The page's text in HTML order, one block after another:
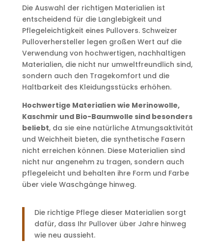
Die Auswahl der richtigen Materialien ist
entscheidend für die Langlebigkeit und
Pflegeleichtigkeit eines Pullovers. Schweizer
Pulloverhersteller legen großen Wert auf die
Verwendung von hochwertigen, nachhaltigen
Materialien, die nicht nur umweltfreundlich sind,
sondern auch den Tragekomfort und die
Haltbarkeit des Kleidungsstücks erhöhen.
Hochwertige Materialien wie Merinowolle,
Kaschmir und Bio-Baumwolle sind besonders
beliebt, da sie eine natürliche Atmungsaktivität
und Weichheit bieten, die synthetische Fasern
nicht erreichen können. Diese Materialien sind
nicht nur angenehm zu tragen, sondern auch
pflegeleicht und behalten ihre Form und Farbe
über viele Waschgänge hinweg.
Die richtige Pflege dieser Materialien sorgt
dafür, dass Ihr Pullover über Jahre hinweg
wie neu aussieht.